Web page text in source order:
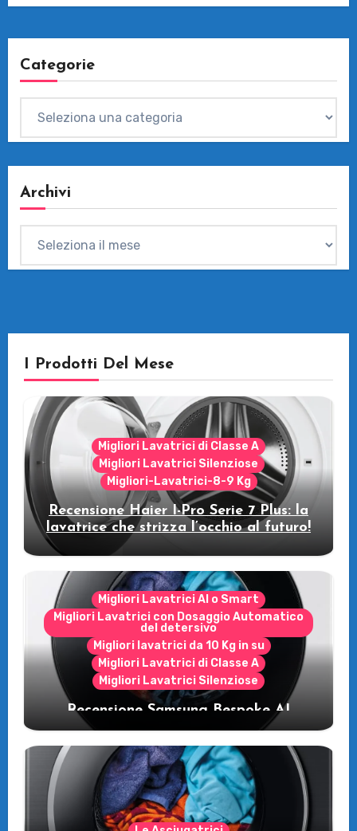
Categorie
Archivi
I Prodotti Del Mese
Migliori Lavatrici di Classe A
Migliori Lavatrici Silenziose
Migliori-Lavatrici-8-9 Kg
Recensione Haier I-Pro Serie 7 Plus: la
lavatrice che strizza l’occhio al futuro!
Migliori Lavatrici AI o Smart
Migliori Lavatrici con Dosaggio Automatico
del detersivo
Migliori lavatrici da 10 Kg in su
Migliori Lavatrici di Classe A
Migliori Lavatrici Silenziose
Recensione Samsung Bespoke AI
WW11DB7B94GE/U3: la lavatrice
intelligente che fa risparmiare